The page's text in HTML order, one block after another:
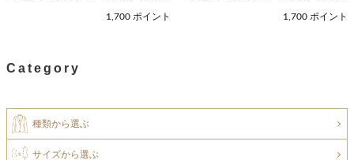
1,700 ポイント 1,700 ポイント
Category
種類から選ぶ
サイズから選ぶ